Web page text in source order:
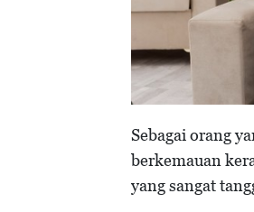
Sebagai orang
berkemauan
yang sangat